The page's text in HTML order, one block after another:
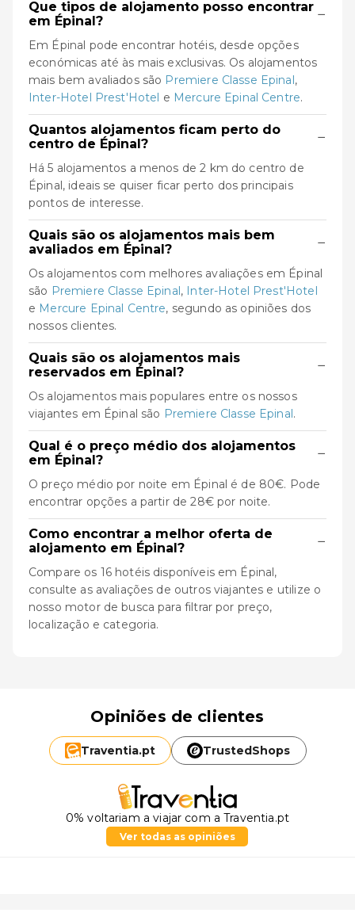
Que tipos de alojamento posso encontrar
em Épinal?
−
Em Épinal pode encontrar hotéis, desde opções
económicas até às mais exclusivas. Os alojamentos
mais bem avaliados são Premiere Classe Epinal,
Inter-Hotel Prest'Hotel e Mercure Epinal Centre.
Quantos alojamentos ficam perto do
centro de Épinal?
−
Há 5 alojamentos a menos de 2 km do centro de
Épinal, ideais se quiser ficar perto dos principais
pontos de interesse.
Quais são os alojamentos mais bem
avaliados em Épinal?
−
Os alojamentos com melhores avaliações em Épinal
são Premiere Classe Epinal, Inter-Hotel Prest'Hotel
e Mercure Epinal Centre, segundo as opiniões dos
nossos clientes.
Quais são os alojamentos mais
reservados em Épinal?
−
Os alojamentos mais populares entre os nossos
viajantes em Épinal são Premiere Classe Epinal.
Qual é o preço médio dos alojamentos
em Épinal?
−
O preço médio por noite em Épinal é de 80€. Pode
encontrar opções a partir de 28€ por noite.
Como encontrar a melhor oferta de
alojamento em Épinal?
−
Compare os 16 hotéis disponíveis em Épinal,
consulte as avaliações de outros viajantes e utilize o
nosso motor de busca para filtrar por preço,
localização e categoria.
Opiniões de clientes
Traventia.pt TrustedShops
0% voltariam a viajar com a Traventia.pt
Ver todas as opiniões